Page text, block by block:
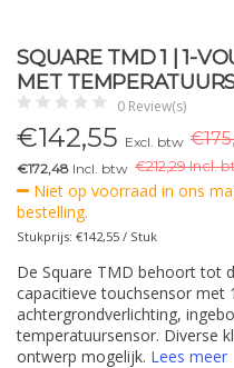
SQUARE TMD 1 | 1-
MET
0 Review(s)
€142,55 Excl. btw
€172,48 Incl. btw €212,29 Incl.
Niet op voorraad in ons
bestelling.
Stukprijs: €142,55 / Stuk
De Square TMD behoort tot
capacitieve touchsensor met
achtergrondverlichting,
temperatuursensor. Diverse
ontwerp mogelijk. Lees meer